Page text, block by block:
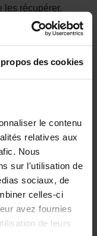
des cookies
le contenu
relatives aux
Nous
sur l'utilisation de
sociaux, de
celles-ci
avez fournies
de leurs
les récupérer.
avec ses
;
de
fins de fusion ou